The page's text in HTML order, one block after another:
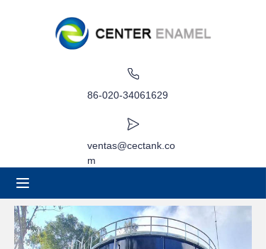
86-020-34061629
ventas@cectank.co
m
Aplicaciones
Caso de proyecto
Solicitar cotización